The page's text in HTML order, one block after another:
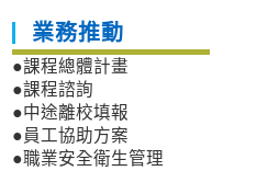
業務推動
●課程總體計畫
●課程諮詢
●中途離校填報
●員工協助方案
●職業安全衛生管理